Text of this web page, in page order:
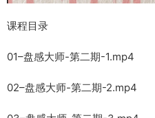
课程目录
01–盘感大师-第二期-1.mp4
02–盘感大师-第二期-2.mp4